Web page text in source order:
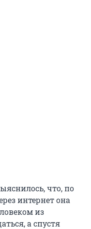
что, по
интернет она
из
а спустя